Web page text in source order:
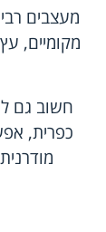
מעצבים
מקומיים,
חשוב גם
כפרית,